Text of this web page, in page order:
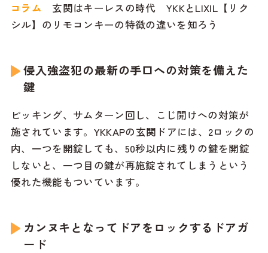
コラム
玄関はキーレスの時代 YKKとLIXIL【リク
シル】のリモコンキーの特徴の違いを知ろう
侵入強盗犯の最新の手口への対策を備えた
鍵
ピッキング、サムターン回し、こじ開けへの対策が
施されています。YKKAPの玄関ドアには、2ロックの
内、一つを開錠しても、50秒以内に残りの鍵を開錠
しないと、一つ目の鍵が再施錠されてしまうという
優れた機能もついています。
カンヌキとなってドアをロックするドアガ
ード